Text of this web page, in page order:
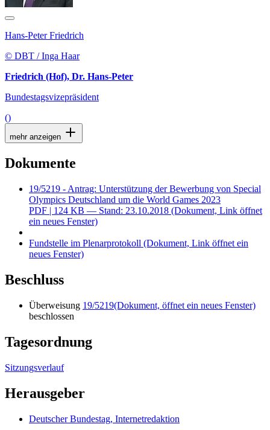
Hans-Peter Friedrich
© DBT / Inga Haar
Friedrich (Hof), Dr. Hans-Peter
Bundestagsvizepräsident
()
mehr anzeigen
Dokumente
19/5219 - Antrag: Unterstützung der Bewerbung von Special
Olympics Deutschland um die World Games 2023
PDF | 124 KB — Stand: 23.10.2018 (Dokument, Link öffnet
ein neues Fenster)
Fundstelle im Plenarprotokoll (Dokument, Link öffnet ein
neues Fenster)
Beschluss
Überweisung 19/5219(Dokument, öffnet ein neues Fenster)
beschlossen
Tagesordnung
Sitzungsverlauf
Herausgeber
Deutscher Bundestag, Internetredaktion